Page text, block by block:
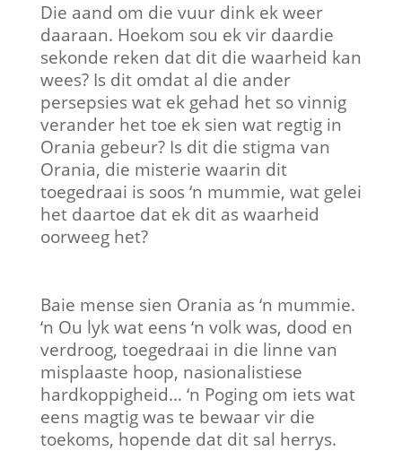
Die aand om die vuur dink ek weer
daaraan. Hoekom sou ek vir daardie
sekonde reken dat dit die waarheid kan
wees? Is dit omdat al die ander
persepsies wat ek gehad het so vinnig
verander het toe ek sien wat regtig in
Orania gebeur? Is dit die stigma van
Orania, die misterie waarin dit
toegedraai is soos ‘n mummie, wat gelei
het daartoe dat ek dit as waarheid
oorweeg het?
Baie mense sien Orania as ‘n mummie.
‘n Ou lyk wat eens ‘n volk was, dood en
verdroog, toegedraai in die linne van
misplaaste hoop, nasionalistiese
hardkoppigheid… ‘n Poging om iets wat
eens magtig was te bewaar vir die
toekoms, hopende dat dit sal herrys.